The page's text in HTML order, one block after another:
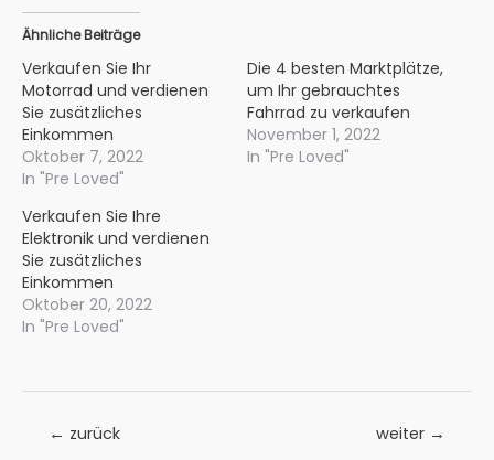
Ähnliche Beiträge
Verkaufen Sie Ihr
Motorrad und verdienen
Sie zusätzliches
Einkommen
Oktober 7, 2022
In "Pre Loved"
Die 4 besten Marktplätze,
um Ihr gebrauchtes
Fahrrad zu verkaufen
November 1, 2022
In "Pre Loved"
Verkaufen Sie Ihre
Elektronik und verdienen
Sie zusätzliches
Einkommen
Oktober 20, 2022
In "Pre Loved"
Beitrags-
← zurück weiter →